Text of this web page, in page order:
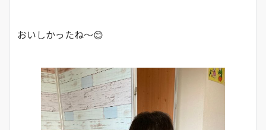
おいしかったね～😊